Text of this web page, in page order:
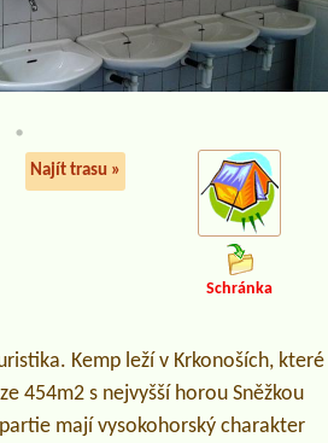
Najít trasu »
Schránka
Kemp leží v Krkonoších, které
454m2 s nejvyšší horou Sněžkou
mají vysokohorský charakter